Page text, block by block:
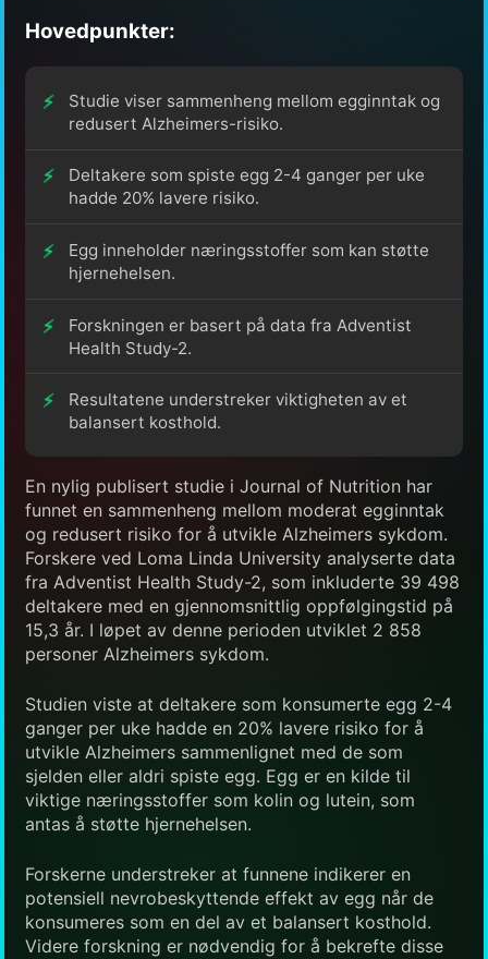
Hovedpunkter:
Studie viser sammenheng mellom egginntak og
redusert Alzheimers-risiko.
Deltakere som spiste egg 2-4 ganger per uke
hadde 20% lavere risiko.
Egg inneholder næringsstoffer som kan støtte
hjernehelsen.
Forskningen er basert på data fra Adventist
Health Study-2.
Resultatene understreker viktigheten av et
balansert kosthold.
En nylig publisert studie i Journal of Nutrition har
funnet en sammenheng mellom moderat egginntak
og redusert risiko for å utvikle Alzheimers sykdom.
Forskere ved Loma Linda University analyserte data
fra Adventist Health Study-2, som inkluderte 39 498
deltakere med en gjennomsnittlig oppfølgingstid på
15,3 år. I løpet av denne perioden utviklet 2 858
personer Alzheimers sykdom.
Studien viste at deltakere som konsumerte egg 2-4
ganger per uke hadde en 20% lavere risiko for å
utvikle Alzheimers sammenlignet med de som
sjelden eller aldri spiste egg. Egg er en kilde til
viktige næringsstoffer som kolin og lutein, som
antas å støtte hjernehelsen.
Forskerne understreker at funnene indikerer en
potensiell nevrobeskyttende effekt av egg når de
konsumeres som en del av et balansert kosthold.
Videre forskning er nødvendig for å bekrefte disse